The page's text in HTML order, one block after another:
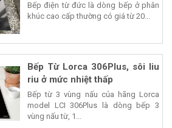
Bếp điện từ đức là dòng bếp ở phân
khúc cao cấp thường có giá từ 20...
Bếp Từ Lorca 306Plus, sôi liu
riu ở mức nhiệt thấp
Bếp từ 3 vùng nấu của hãng Lorca
model LCI 306Plus là dòng bếp 3
vùng nấu từ, 1...